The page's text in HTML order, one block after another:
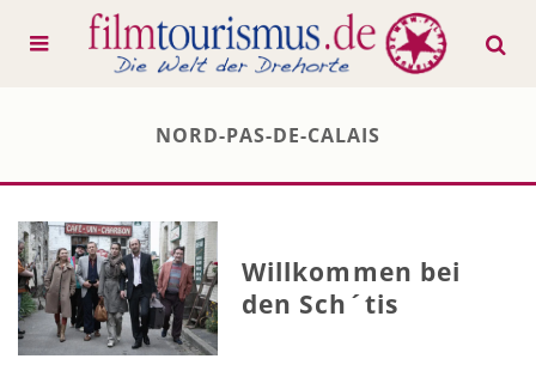
NORD-PAS-DE-CALAIS
Willkommen bei
den Sch´tis